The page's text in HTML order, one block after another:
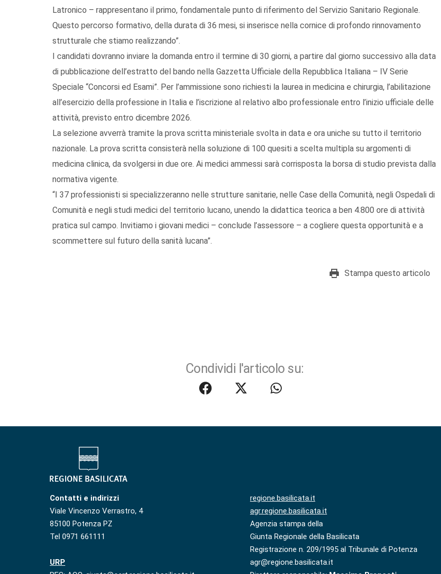
Latronico – rappresentano il primo, fondamentale punto di riferimento del Servizio Sanitario Regionale.
Questo percorso formativo, della durata di 36 mesi, si inserisce nella cornice di profondo rinnovamento
strutturale che stiamo realizzando”.
I candidati dovranno inviare la domanda entro il termine di 30 giorni, a partire dal giorno successivo alla data
di pubblicazione dell’estratto del bando nella Gazzetta Ufficiale della Repubblica Italiana – IV Serie
Speciale “Concorsi ed Esami”. Per l’ammissione sono richiesti la laurea in medicina e chirurgia, l’abilitazione
all’esercizio della professione in Italia e l’iscrizione al relativo albo professionale entro l’inizio ufficiale delle
attività, previsto entro dicembre 2026.
La selezione avverrà tramite la prova scritta ministeriale svolta in data e ora uniche su tutto il territorio
nazionale. La prova scritta consisterà nella soluzione di 100 quesiti a scelta multipla su argomenti di
medicina clinica, da svolgersi in due ore. Ai medici ammessi sarà corrisposta la borsa di studio prevista dalla
normativa vigente.
“I 37 professionisti si specializzeranno nelle strutture sanitarie, nelle Case della Comunità, negli Ospedali di
Comunità e negli studi medici del territorio lucano, unendo la didattica teorica a ben 4.800 ore di attività
pratica sul campo. Invitiamo i giovani medici – conclude l’assessore – a cogliere questa opportunità e a
scommettere sul futuro della sanità lucana”.
Stampa questo articolo
Condividi l'articolo su:
Contatti e indirizzi
Viale Vincenzo Verrastro, 4
85100 Potenza PZ
Tel 0971 661111
URP
regione.basilicata.it
agr.regione.basilicata.it
Agenzia stampa della
Giunta Regionale della Basilicata
Registrazione n. 209/1995 al Tribunale di Potenza
agr@regione.basilicata.it